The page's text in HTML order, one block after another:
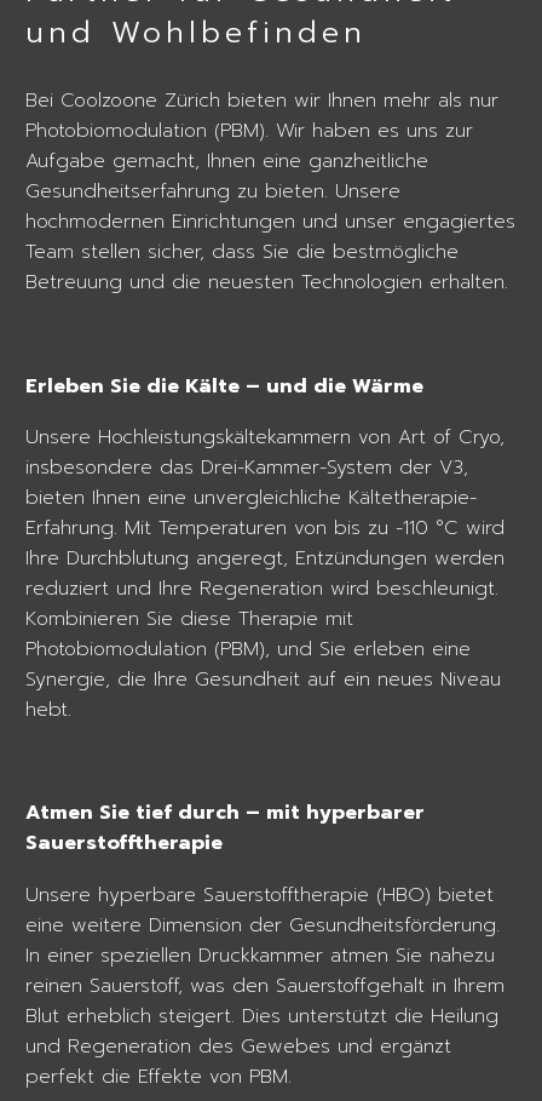
und Wohlbefinden
Bei Coolzoone Zürich bieten wir Ihnen mehr als nur
Photobiomodulation (PBM). Wir haben es uns zur
Aufgabe gemacht, Ihnen eine ganzheitliche
Gesundheitserfahrung zu bieten. Unsere
hochmodernen Einrichtungen und unser engagiertes
Team stellen sicher, dass Sie die bestmögliche
Betreuung und die neuesten Technologien erhalten.
Erleben Sie die Kälte – und die Wärme
Unsere Hochleistungskältekammern von Art of Cryo,
insbesondere das Drei-Kammer-System der V3,
bieten Ihnen eine unvergleichliche Kältetherapie-
Erfahrung. Mit Temperaturen von bis zu -110 °C wird
Ihre Durchblutung angeregt, Entzündungen werden
reduziert und Ihre Regeneration wird beschleunigt.
Kombinieren Sie diese Therapie mit
Photobiomodulation (PBM), und Sie erleben eine
Synergie, die Ihre Gesundheit auf ein neues Niveau
hebt.
Atmen Sie tief durch – mit hyperbarer
Sauerstofftherapie
Unsere hyperbare Sauerstofftherapie (HBO) bietet
eine weitere Dimension der Gesundheitsförderung.
In einer speziellen Druckkammer atmen Sie nahezu
reinen Sauerstoff, was den Sauerstoffgehalt in Ihrem
Blut erheblich steigert. Dies unterstützt die Heilung
und Regeneration des Gewebes und ergänzt
perfekt die Effekte von PBM.